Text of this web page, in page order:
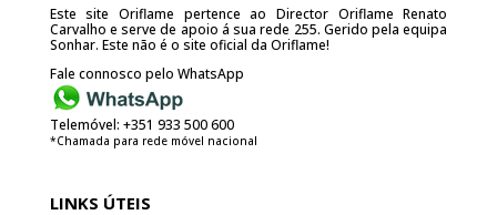
Este site Oriflame pertence ao Director Oriflame Renato
Carvalho e serve de apoio á sua rede 255. Gerido pela equipa
Sonhar. Este não é o site oficial da Oriflame!
Fale connosco pelo WhatsApp
Telemóvel: +351 933 500 600
*Chamada para rede móvel nacional
LINKS ÚTEIS